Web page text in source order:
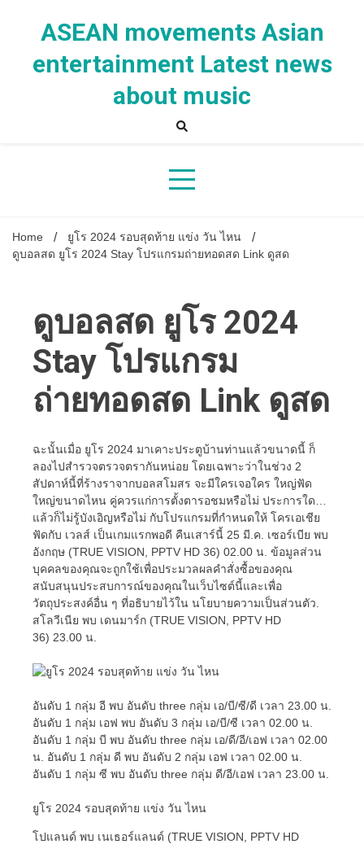
ASEAN movements Asian
entertainment Latest news
about music
Home
ยูโร 2024 รอบสุดท้าย แข่ง วัน ไหน
ดูบอลสด ยูโร 2024 Stay โปรแกรมถ่ายทอดสด Link ดูสด
ดูบอลสด ยูโร 2024
Stay โปรแกรม
ถ่ายทอดสด Link ดูสด
ฉะนั้นเมื่อ ยูโร 2024 มาเคาะประตูบ้านท่านแล้วขนาดนี้ ก็
ลองไปสำรวจตรวจตรากันหน่อย โดยเฉพาะว่าในช่วง 2
สัปดาห์นี้ที่ร้างราจากบอลสโมสร จะมีใครเจอใคร ใหญ่ฟัด
ใหญ่ขนาดไหน คู่ควรแก่การตั้งตารอชมหรือไม่ ประการใด…
แล้วก็ไม่รู้บังเอิญหรือไม่ กับโปรแกรมที่กำหนดให้ โครเอเชีย
ฟัดกับ เวลส์ เป็นเกมแรกพอดี คืนเสาร์นี้ 25 มี.ค. เซอร์เบีย พบ
อังกฤษ (TRUE VISION, PPTV HD 36) 02.00 น. ข้อมูลส่วน
บุคคลของคุณจะถูกใช้เพื่อประมวลผลคำสั่งซื้อของคุณ
สนับสนุนประสบการณ์ของคุณในเว็บไซต์นี้และเพื่อ
วัตถุประสงค์อื่น ๆ ที่อธิบายไว้ใน นโยบายความเป็นส่วนตัว.
สโลวีเนีย พบ เดนมาร์ก (TRUE VISION, PPTV HD
36) 23.00 น.
อันดับ 1 กลุ่ม อี พบ อันดับ three กลุ่ม เอ/บี/ซี/ดี เวลา 23.00 น.
อันดับ 1 กลุ่ม เอฟ พบ อันดับ 3 กลุ่ม เอ/บี/ซี เวลา 02.00 น.
อันดับ 1 กลุ่ม บี พบ อันดับ three กลุ่ม เอ/ดี/อี/เอฟ เวลา 02.00
น. อันดับ 1 กลุ่ม ดี พบ อันดับ 2 กลุ่ม เอฟ เวลา 02.00 น.
อันดับ 1 กลุ่ม ซี พบ อันดับ three กลุ่ม ดี/อี/เอฟ เวลา 23.00 น.
ยูโร 2024 รอบสุดท้าย แข่ง วัน ไหน
โปแลนด์ พบ เนเธอร์แลนด์ (TRUE VISION, PPTV HD